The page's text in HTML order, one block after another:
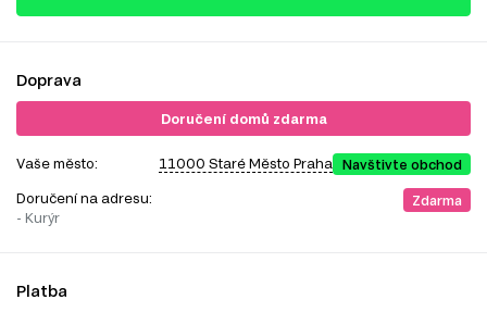
Doprava
Doručení domů zdarma
Vaše město: 11000 Staré Město Praha Navštivte obchod
Doručení na adresu:
- Kurýr
Zdarma
Platba